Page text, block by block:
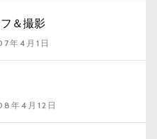
＆撮影
年4月1日
年4月12日